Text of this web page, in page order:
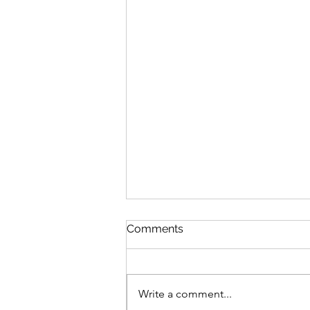
CGN TV 케이티 파우스트 인
연하여 인터뷰를 하였습니다 (13분
Comments
Write a comment...